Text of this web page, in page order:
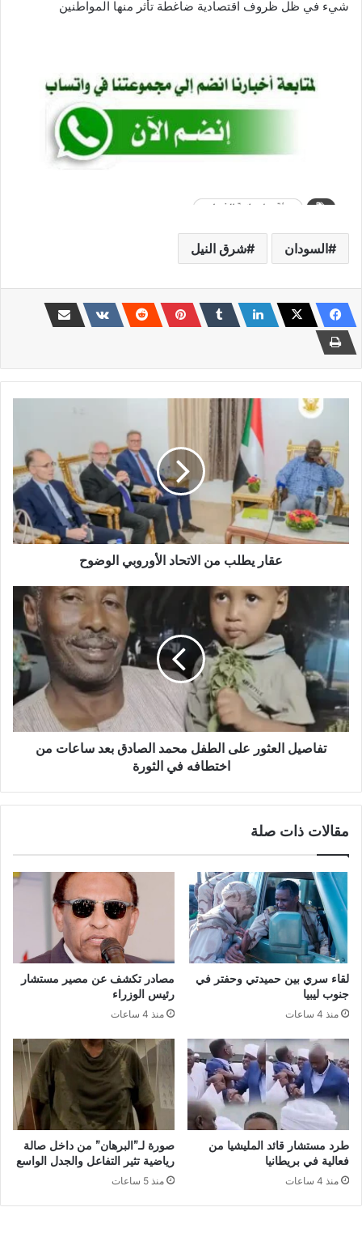
شيء في ظل ظروف اقتصادية ضاغطة تأثر منها المواطنين
السودان شرق النيل
من
الاتحاد
الأوروبي
الوضوح
عقار يطلب من الاتحاد الأوروبي الوضوح
تفاصيل
على
الطفل
محمد
الصادق
بعد
ساعات
من
اختطافهتفاصيل العثور على الطفل محمد الصادق بعد ساعات من
اختطافه في الثورة
مقالات ذات صلة
لقاء سري بين حميدتي وحفتر في
جنوب ليبيا
منذ 4 ساعات
مصادر تكشف عن مصير مستشار
رئيس الوزراء
منذ 4 ساعات
طرد مستشار قائد المليشيا من
فعالية في بريطانيا
منذ 4 ساعات
صورة لـ”البرهان” من داخل صالة
رياضية تثير التفاعل والجدل الواسع
منذ 5 ساعات